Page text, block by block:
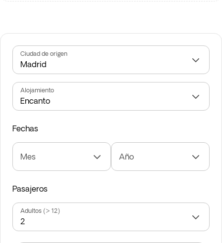
Ciudad de origen
Alojamiento
Fechas
Mes Año
Pasajeros
Adultos (> 12)